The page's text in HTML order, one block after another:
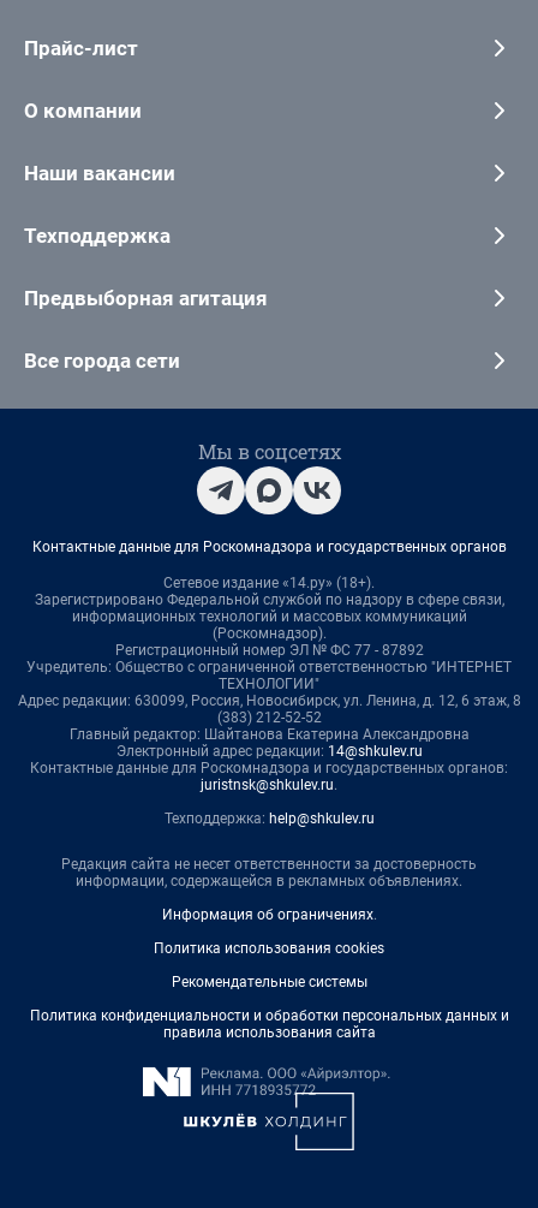
Прайс-лист
О компании
Наши вакансии
Техподдержка
Предвыборная агитация
Все города сети
Мы в соцсетях
Контактные данные для Роскомнадзора и государственных органов
Сетевое издание «14.ру» (18+).
Зарегистрировано Федеральной службой по надзору в сфере связи,
информационных технологий и массовых коммуникаций
(Роскомнадзор).
Регистрационный номер ЭЛ № ФС 77 - 87892
Учредитель: Общество с ограниченной ответственностью "ИНТЕРНЕТ
ТЕХНОЛОГИИ"
Адрес редакции: 630099, Россия, Новосибирск, ул. Ленина, д. 12, 6 этаж, 8
(383) 212-52-52
Главный редактор: Шайтанова Екатерина Александровна
Электронный адрес редакции: 14@shkulev.ru
Контактные данные для Роскомнадзора и государственных органов:
juristnsk@shkulev.ru.
Техподдержка: help@shkulev.ru
Редакция сайта не несет ответственности за достоверность
информации, содержащейся в рекламных объявлениях.
Информация об ограничениях.
Политика использования cookies
Рекомендательные системы
Политика конфиденциальности и обработки персональных данных и
правила использования сайта